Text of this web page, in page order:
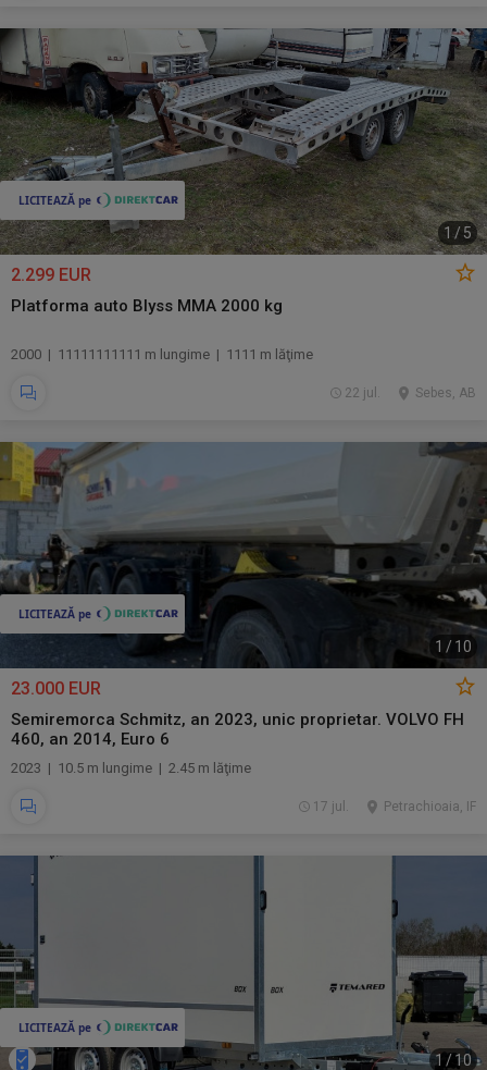
1 /5
2.299 EUR
Platforma auto Blyss MMA 2000 kg
2000 | 11111111111 m lungime | 1111 m lăţime
Sebes, AB
22 jul.
1 /10
23.000 EUR
Semiremorca Schmitz, an 2023, unic proprietar. VOLVO FH
460, an 2014, Euro 6
2023 | 10.5 m lungime | 2.45 m lăţime
Petrachioaia, IF
17 jul.
1 /10